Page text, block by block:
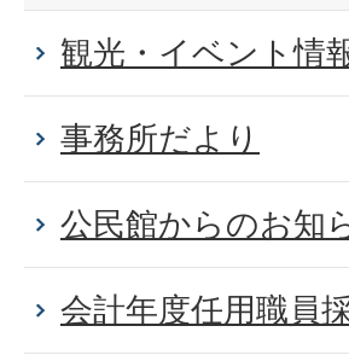
観光・イベント情
事務所だより
公民館からのお知
会計年度任用職員